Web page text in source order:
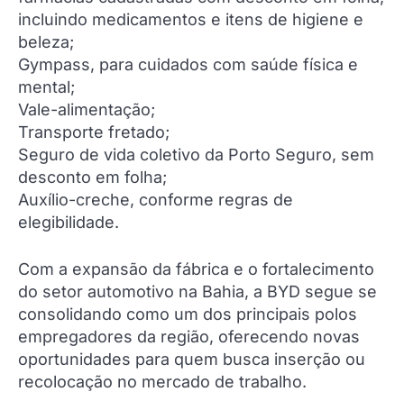
incluindo medicamentos e itens de higiene e
beleza;
Gympass, para cuidados com saúde física e
mental;
Vale-alimentação;
Transporte fretado;
Seguro de vida coletivo da Porto Seguro, sem
desconto em folha;
Auxílio-creche, conforme regras de
elegibilidade.
Com a expansão da fábrica e o fortalecimento
do setor automotivo na Bahia, a BYD segue se
consolidando como um dos principais polos
empregadores da região, oferecendo novas
oportunidades para quem busca inserção ou
recolocação no mercado de trabalho.